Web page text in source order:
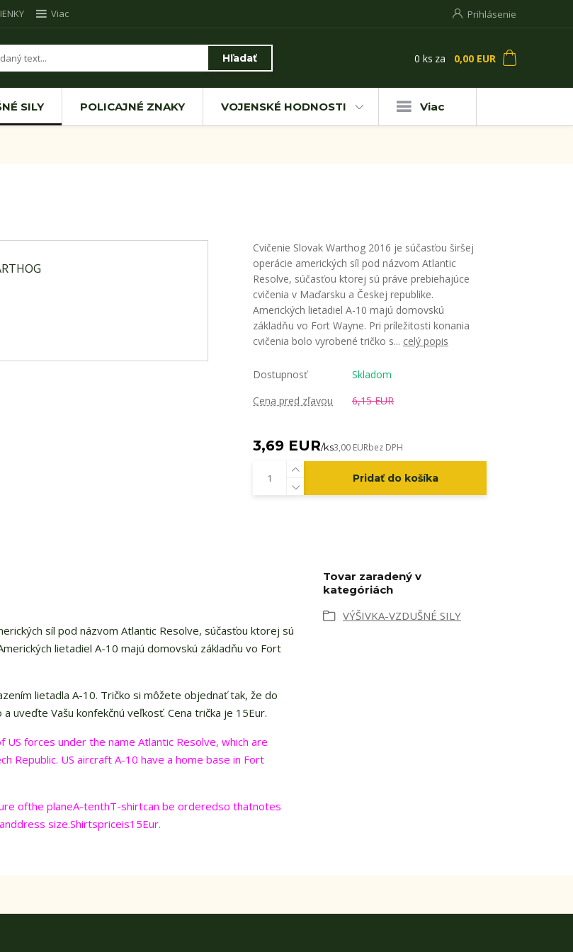
Viac Prihlásenie
Hľadať 0 ks za 0,00 EUR
SILY POLICAJNÉ ZNAKY VOJENSKÉ HODNOSTI Viac
Cvičenie Slovak Warthog 2016 je súčasťou širšej
operácie amerických síl pod názvom Atlantic
Resolve, súčasťou ktorej sú práve prebiehajúce
cvičenia v Maďarsku a Českej republike.
Amerických lietadiel A-10 majú domovskú
základňu vo Fort Wayne. Pri príležitosti konania
cvičenia bolo vyrobené tričko s... celý popis
Dostupnosť
Skladom
Cena pred zľavou
6,15 EUR
3,69 EUR/ks3,00 EURbez DPH
Pridať do košíka
síl pod názvom Atlantic Resolve, súčasťou ktorej sú
lietadiel A-10 majú domovskú základňu vo Fort
lietadla A-10. Tričko si môžete objednať tak, že do
uveďte Vašu konfekčnú veľkosť. Cena trička je 15Eur.
forces under the name Atlantic Resolve, which are
Republic. US aircraft A-10 have a home base in Fort
ofthe planeA-tenthT-shirtcan be orderedso thatnotes
anddress size.Shirtspriceis15Eur.
Tovar zaradený v
kategóriách
VÝŠIVKA-VZDUŠNÉ SILY